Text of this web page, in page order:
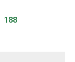
188